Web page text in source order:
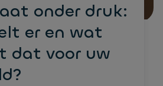
onder druk:
er en wat
dat voor uw